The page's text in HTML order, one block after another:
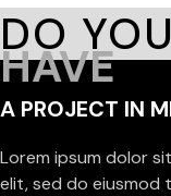
DO YOU
HAVE
A PROJECT IN
Lorem ipsum dolor
elit, sed do eiusmod